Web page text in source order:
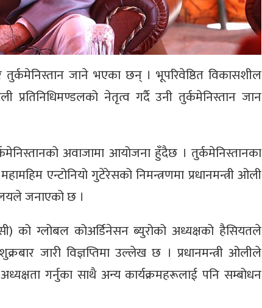
तुर्कमेनिस्तान जाने भएका छन् । भूपरिवेष्ठित विकासशील
प्रतिनिधिमण्डलको नेतृत्व गर्दै उनी तुर्कमेनिस्तान जान
अवाजामा आयोजना हुँदैछ । तुर्कमेनिस्तानका
एन्टोनियो गुटेरेसको निमन्त्रणमा प्रधानमन्त्री ओली
जनाएको छ ।
को ग्लोबल कोअर्डिनेसन ब्युरोको अध्यक्षको हैसियतले
जारी विज्ञप्तिमा उल्लेख छ । प्रधानमन्त्री ओलीले
गर्नुका साथै अन्य कार्यक्रमहरूलाई पनि सम्बोधन